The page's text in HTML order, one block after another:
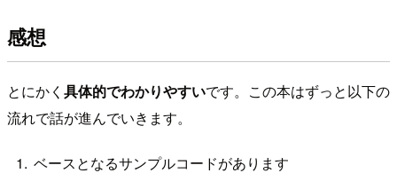
感想
とにかく 具体的でわかりやすいです。この本はずっと以下の
流れで話が進んでいきます。
ベースとなるサンプルコードがあります